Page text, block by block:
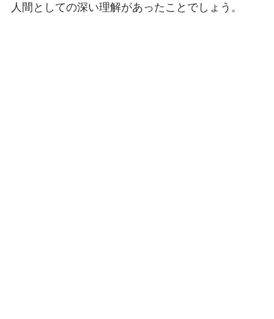
人間としての深い理解があったことでしょう。